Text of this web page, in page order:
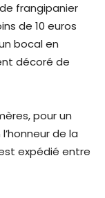
frangipanier
de 10 euros
bocal en
décoré de
pour un
de la
expédié entre